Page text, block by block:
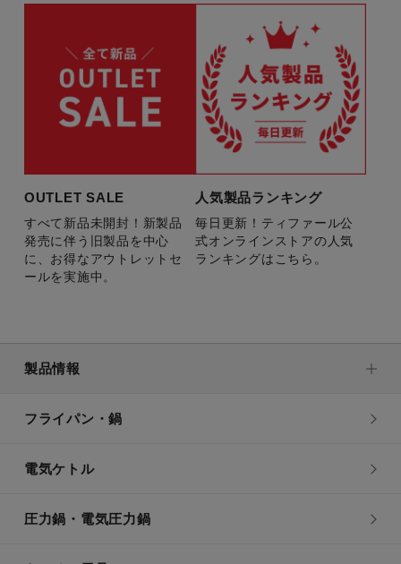
OUTLET SALE
すべて新品未開封！新製品
発売に伴う旧製品を中心
に、お得なアウトレットセ
ールを実施中。
人気製品ランキング
毎日更新！ティファール公
式オンラインストアの人気
ランキングはこちら。
製品情報
フライパン・鍋
電気ケトル
圧力鍋・電気圧力鍋